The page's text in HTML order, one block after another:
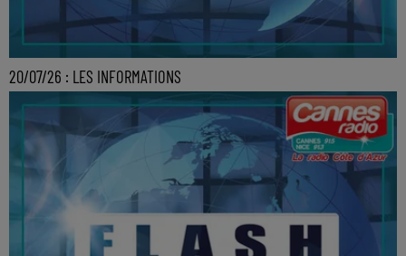
20/07/26 : LES INFORMATIONS